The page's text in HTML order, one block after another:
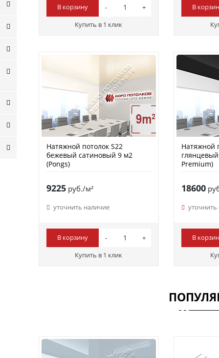
В корзину
Купить в 1 клик
В
Натяжной потолок S22
бежевый сатиновый 9 м2
(Pongs)
9225руб./м²
уточнить наличие
В корзину
Купить в 1 клик
Натяжной
Premium)
18600
В